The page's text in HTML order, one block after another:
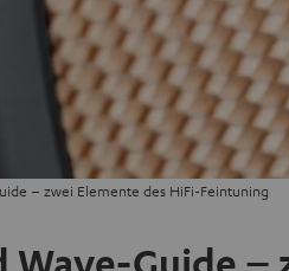
– zwei Elemente des HiFi-Feintuning